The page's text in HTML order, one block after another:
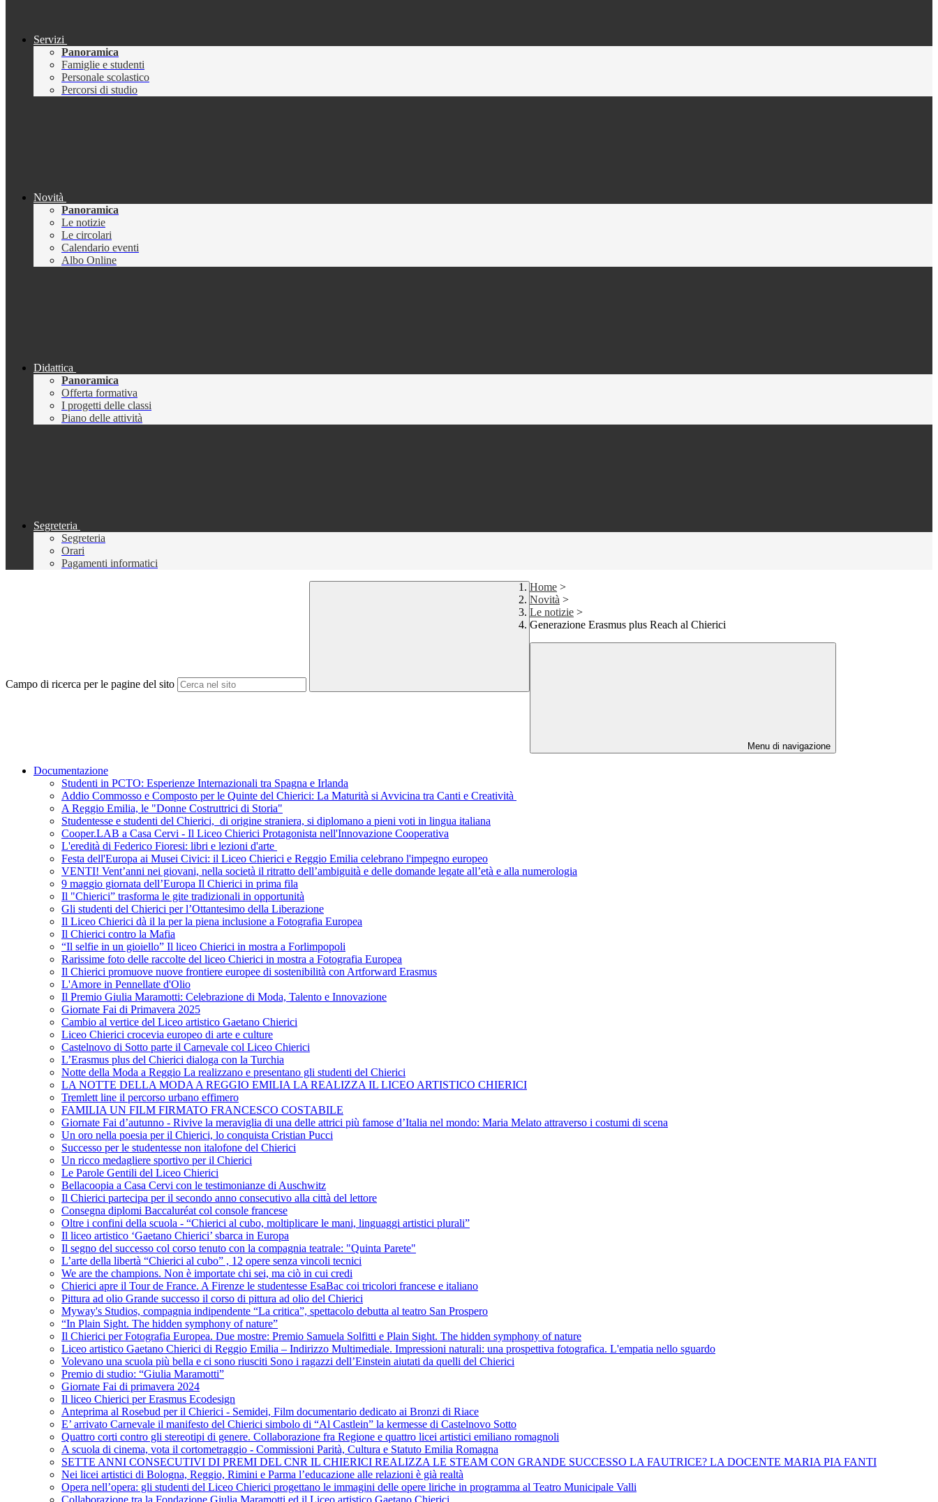
Servizi
Panoramica
Famiglie e studenti
Personale scolastico
Percorsi di studio
Novità
Panoramica
Le notizie
Le circolari
Calendario eventi
Albo Online
Didattica
Panoramica
Offerta formativa
I progetti delle classi
Piano delle attività
Segreteria
Segreteria
Orari
Pagamenti informatici
Campo di ricerca per le pagine del sito
Home >
Novità >
Le notizie >
Generazione Erasmus plus Reach al Chierici
Menu di navigazione
Documentazione
Studenti in PCTO: Esperienze Internazionali tra Spagna e Irlanda
Addio Commosso e Composto per le Quinte del Chierici: La Maturità si Avvicina tra Canti e Creatività
A Reggio Emilia, le "Donne Costruttrici di Storia"
Studentesse e studenti del Chierici, di origine straniera, si diplomano a pieni voti in lingua italiana
Cooper.LAB a Casa Cervi - Il Liceo Chierici Protagonista nell'Innovazione Cooperativa
L'eredità di Federico Fioresi: libri e lezioni d'arte
Festa dell'Europa ai Musei Civici: il Liceo Chierici e Reggio Emilia celebrano l'impegno europeo
VENTI! Vent’anni nei giovani, nella società il ritratto dell’ambiguità e delle domande legate all’età e alla numerologia
9 maggio giornata dell’Europa Il Chierici in prima fila
Il "Chierici” trasforma le gite tradizionali in opportunità
Gli studenti del Chierici per l’Ottantesimo della Liberazione
Il Liceo Chierici dà il la per la piena inclusione a Fotografia Europea
Il Chierici contro la Mafia
“Il selfie in un gioiello” Il liceo Chierici in mostra a Forlimpopoli
Rarissime foto delle raccolte del liceo Chierici in mostra a Fotografia Europea
Il Chierici promuove nuove frontiere europee di sostenibilità con Artforward Erasmus
L'Amore in Pennellate d'Olio
Il Premio Giulia Maramotti: Celebrazione di Moda, Talento e Innovazione
Giornate Fai di Primavera 2025
Cambio al vertice del Liceo artistico Gaetano Chierici
Liceo Chierici crocevia europeo di arte e culture
Castelnovo di Sotto parte il Carnevale col Liceo Chierici
L’Erasmus plus del Chierici dialoga con la Turchia
Notte della Moda a Reggio La realizzano e presentano gli studenti del Chierici
LA NOTTE DELLA MODA A REGGIO EMILIA LA REALIZZA IL LICEO ARTISTICO CHIERICI
Tremlett line il percorso urbano effimero
FAMILIA UN FILM FIRMATO FRANCESCO COSTABILE
Giornate Fai d’autunno - Rivive la meraviglia di una delle attrici più famose d’Italia nel mondo: Maria Melato attraverso i costumi di scena
Un oro nella poesia per il Chierici, lo conquista Cristian Pucci
Successo per le studentesse non italofone del Chierici
Un ricco medagliere sportivo per il Chierici
Le Parole Gentili del Liceo Chierici
Bellacoopia a Casa Cervi con le testimonianze di Auschwitz
Il Chierici partecipa per il secondo anno consecutivo alla città del lettore
Consegna diplomi Baccaluréat col console francese
Oltre i confini della scuola - “Chierici al cubo, moltiplicare le mani, linguaggi artistici plurali”
Il liceo artistico ‘Gaetano Chierici’ sbarca in Europa
Il segno del successo col corso tenuto con la compagnia teatrale: "Quinta Parete"
L’arte della libertà “Chierici al cubo” , 12 opere senza vincoli tecnici
We are the champions. Non è importate chi sei, ma ciò in cui credi
Chierici apre il Tour de France. A Firenze le studentesse EsaBac coi tricolori francese e italiano
Pittura ad olio Grande successo il corso di pittura ad olio del Chierici
Myway's Studios, compagnia indipendente “La critica”, spettacolo debutta al teatro San Prospero
“In Plain Sight. The hidden symphony of nature”
Il Chierici per Fotografia Europea. Due mostre: Premio Samuela Solfitti e Plain Sight. The hidden symphony of nature
Liceo artistico Gaetano Chierici di Reggio Emilia – Indirizzo Multimediale. Impressioni naturali: una prospettiva fotografica. L'empatia nello sguardo
Volevano una scuola più bella e ci sono riusciti Sono i ragazzi dell’Einstein aiutati da quelli del Chierici
Premio di studio: “Giulia Maramotti”
Giornate Fai di primavera 2024
Il liceo Chierici per Erasmus Ecodesign
Anteprima al Rosebud per il Chierici - Semidei, Film documentario dedicato ai Bronzi di Riace
E’ arrivato Carnevale il manifesto del Chierici simbolo di “Al Castlein” la kermesse di Castelnovo Sotto
Quattro corti contro gli stereotipi di genere. Collaborazione fra Regione e quattro licei artistici emiliano romagnoli
A scuola di cinema, vota il cortometraggio - Commissioni Parità, Cultura e Statuto Emilia Romagna
SETTE ANNI CONSECUTIVI DI PREMI DEL CNR IL CHIERICI REALIZZA LE STEAM CON GRANDE SUCCESSO LA FAUTRICE? LA DOCENTE MARIA PIA FANTI
Nei licei artistici di Bologna, Reggio, Rimini e Parma l’educazione alle relazioni è già realtà
Opera nell’opera: gli studenti del Liceo Chierici progettano le immagini delle opere liriche in programma al Teatro Municipale Valli